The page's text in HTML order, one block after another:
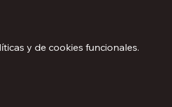
y de cookies funcionales.